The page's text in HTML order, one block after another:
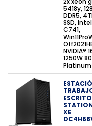
5418y,
DDR5,
SSD,
C741,
NVIDIA®
1250W
Platinum
XE